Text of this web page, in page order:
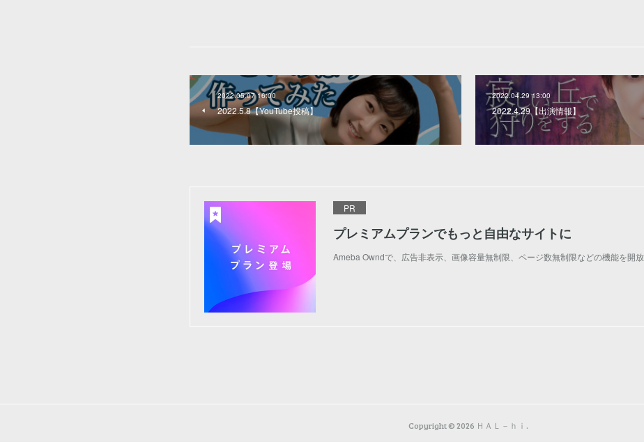
2022.05.07 16:00
2022.5.8【YouTube投稿】
2022.04.29 13:00
2022.4.29【出演情報】
PR
プレミアムプランでもっと自由なサイトに
Ameba Owndで、広告非表示、画像容量無制限、ページ数無制限などの機能を開放
Copyright ©2026 ＨＡＬ－ｈｉ .